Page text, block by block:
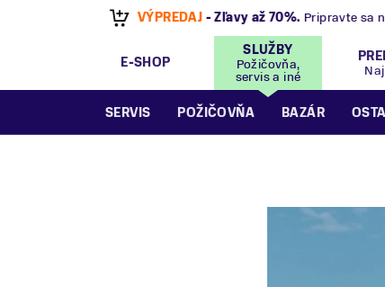
VÝPREDAJ- Zľavy až 70%.Pripravte sa na
E-SHOP
SLUŽBY
Požičovňa,
servis a iné
SERVIS POŽIČOVŇA BAZÁR